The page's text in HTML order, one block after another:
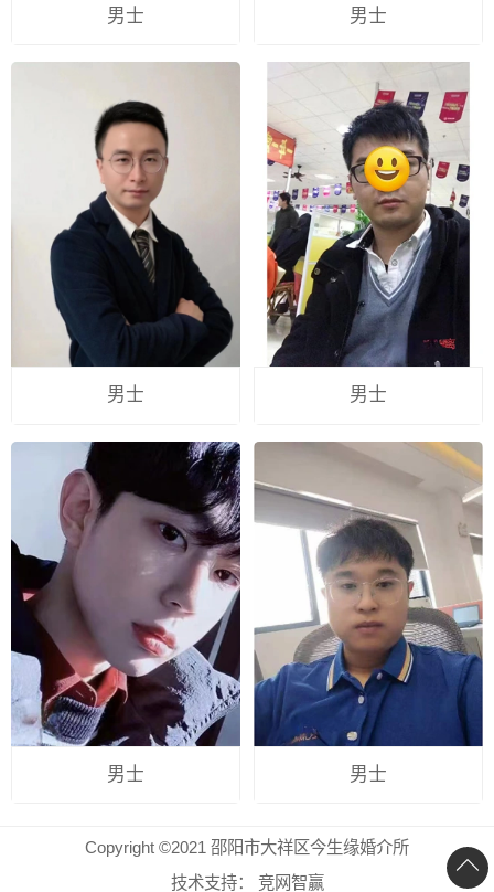
男士 男士
男士 男士
男士 男士
Copyright ©2021 邵阳市大祥区今生缘婚介所
技术支持：
竞网智赢